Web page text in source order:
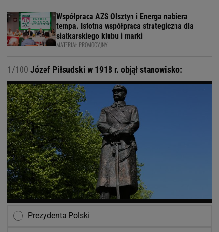
Współpraca AZS Olsztyn i Energa nabiera
tempa. Istotna współpraca strategiczna dla
siatkarskiego klubu i marki
MATERIAŁ PROMOCYJNY
1/100 Józef Piłsudski w 1918 r. objął stanowisko:
Prezydenta Polski